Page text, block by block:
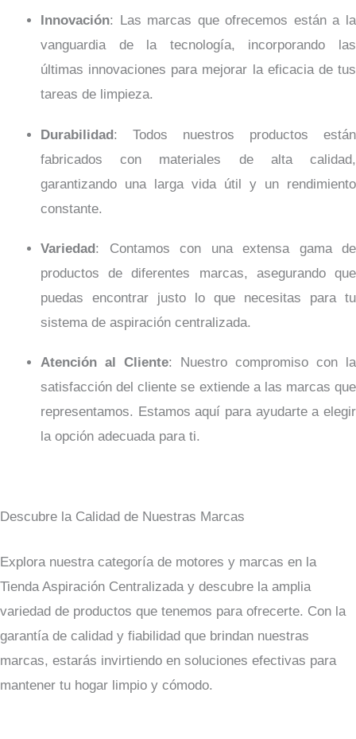
Innovación: Las marcas que ofrecemos están a la
vanguardia de la tecnología, incorporando las
últimas innovaciones para mejorar la eficacia de tus
tareas de limpieza.
Durabilidad: Todos nuestros productos están
fabricados con materiales de alta calidad,
garantizando una larga vida útil y un rendimiento
constante.
Variedad: Contamos con una extensa gama de
productos de diferentes marcas, asegurando que
puedas encontrar justo lo que necesitas para tu
sistema de aspiración centralizada.
Atención al Cliente: Nuestro compromiso con la
satisfacción del cliente se extiende a las marcas que
representamos. Estamos aquí para ayudarte a elegir
la opción adecuada para ti.
Descubre la Calidad de Nuestras Marcas
Explora nuestra categoría de motores y marcas en la
Tienda Aspiración Centralizada y descubre la amplia
variedad de productos que tenemos para ofrecerte. Con la
garantía de calidad y fiabilidad que brindan nuestras
marcas, estarás invirtiendo en soluciones efectivas para
mantener tu hogar limpio y cómodo.